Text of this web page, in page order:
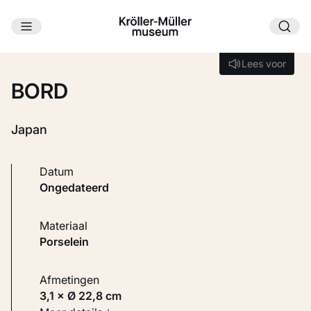
Ga naar hoofdinhoud
Lees voor
Lees voor
BORD
Japan
Datum
ongedateerd
Materiaal
Porselein
Afmetingen
3,1 × Ø 22,8 cm